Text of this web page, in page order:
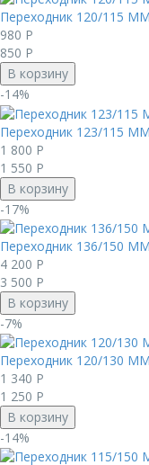
Переходник 120/115
980 Р
850 Р
В корзину
-14%
Переходник 123/115
1 800 Р
1 550 Р
В корзину
-17%
Переходник 136/150
4 200 Р
3 500 Р
В корзину
-7%
Переходник 120/130
1 340 Р
1 250 Р
В корзину
-14%